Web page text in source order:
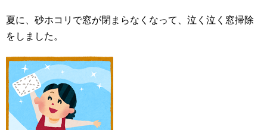
夏に、砂ホコリで窓が閉まらなくなって、泣く泣く窓掃除
をしました。